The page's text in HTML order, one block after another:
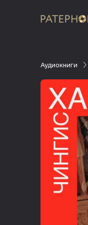
Аудиокниги